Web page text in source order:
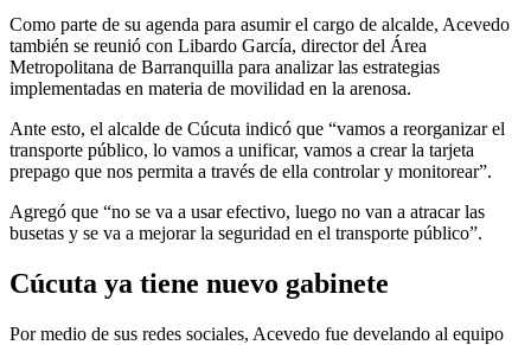
Como parte de su agenda para asumir el cargo de alcalde, Acevedo
también se reunió con Libardo García, director del Área
Metropolitana de Barranquilla para analizar las estrategias
implementadas en materia de movilidad en la arenosa.
Ante esto, el alcalde de Cúcuta indicó que “vamos a reorganizar el
transporte público, lo vamos a unificar, vamos a crear la tarjeta
prepago que nos permita a través de ella controlar y monitorear”.
Agregó que “no se va a usar efectivo, luego no van a atracar las
busetas y se va a mejorar la seguridad en el transporte público”.
Cúcuta ya tiene nuevo gabinete
Por medio de sus redes sociales, Acevedo fue develando al equipo